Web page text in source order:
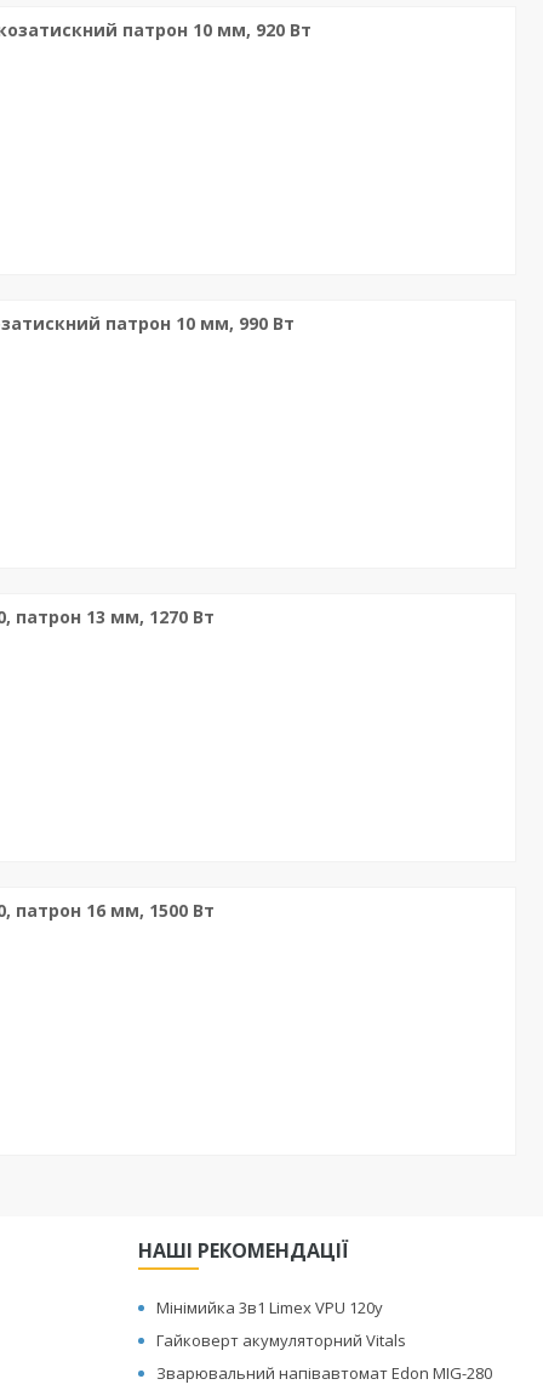
патрон 10 мм, 920 Вт
патрон 10 мм, 990 Вт
патрон 13 мм, 1270 Вт
патрон 16 мм, 1500 Вт
НАШІ РЕКОМЕНДАЦІЇ
Мінімийка 3в1 Limex VPU 120y
Гайковерт акумуляторний Vitals
Зварювальний напівавтомат Edon MIG-280